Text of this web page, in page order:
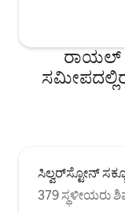
ರಾಯಲ್
ಸಿಲ್ವರ್‌ಸ್ಟೋನ್
379 ಸ್ಥಳೀಯರು